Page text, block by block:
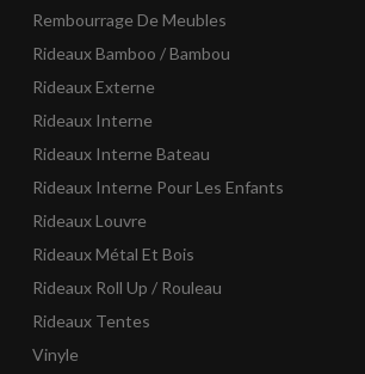
Rembourrage De Meubles
Rideaux Bamboo / Bambou
Rideaux Externe
Rideaux Interne
Rideaux Interne Bateau
Rideaux Interne Pour Les Enfants
Rideaux Louvre
Rideaux Métal Et Bois
Rideaux Roll Up / Rouleau
Rideaux Tentes
Vinyle